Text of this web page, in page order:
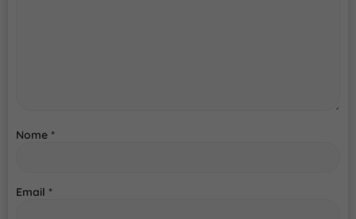
Nome *
Email *